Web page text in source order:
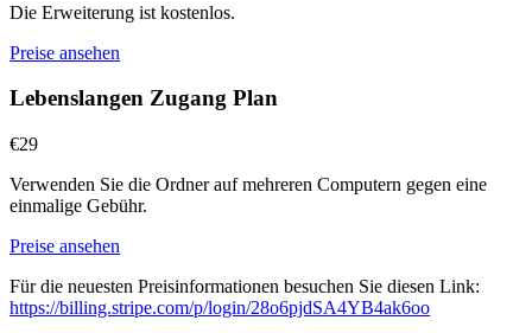
Die Erweiterung ist kostenlos.
Preise ansehen
Lebenslangen Zugang Plan
€29
Verwenden Sie die Ordner auf mehreren Computern gegen eine
einmalige Gebühr.
Preise ansehen
Für die neuesten Preisinformationen besuchen Sie diesen Link:
https://billing.stripe.com/p/login/28o6pjdSA4YB4ak6oo